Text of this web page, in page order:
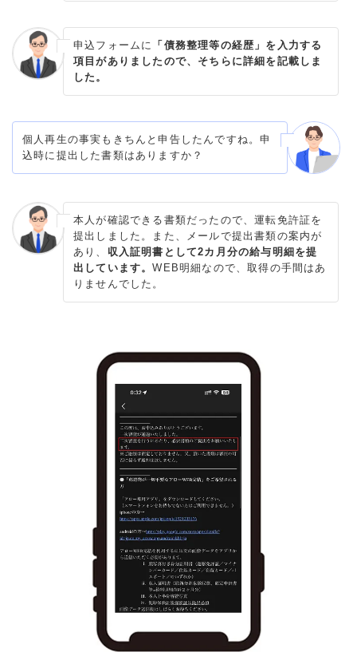
申込フォームに
「債務整理等の経歴」を入力する
項目がありましたので、そちらに詳細を記載しま
した。
個人再生の事実もきちんと申告したんですね。申
込時に提出した書類はありますか？
本人が確認できる書類だったので、運転免許証を
提出しました。また、メールで提出書類の案内が
あり、 収入証明書として2カ月分の給与明細を提
出しています。WEB明細なので、取得の手間はあ
りませんでした。